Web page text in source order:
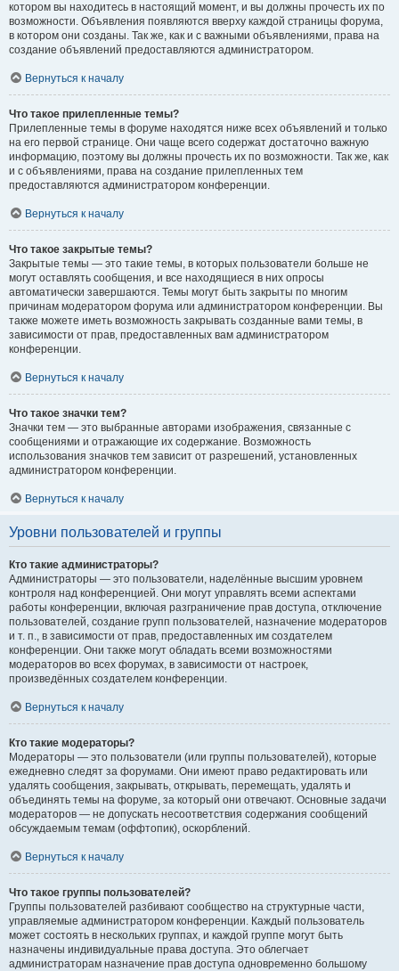
котором вы находитесь в настоящий момент, и вы должны прочесть их по
возможности. Объявления появляются вверху каждой страницы форума,
в котором они созданы. Так же, как и с важными объявлениями, права на
создание объявлений предоставляются администратором.
Вернуться к началу
Что такое прилепленные темы?
Прилепленные темы в форуме находятся ниже всех объявлений и только
на его первой странице. Они чаще всего содержат достаточно важную
информацию, поэтому вы должны прочесть их по возможности. Так же, как
и с объявлениями, права на создание прилепленных тем
предоставляются администратором конференции.
Вернуться к началу
Что такое закрытые темы?
Закрытые темы — это такие темы, в которых пользователи больше не
могут оставлять сообщения, и все находящиеся в них опросы
автоматически завершаются. Темы могут быть закрыты по многим
причинам модератором форума или администратором конференции. Вы
также можете иметь возможность закрывать созданные вами темы, в
зависимости от прав, предоставленных вам администратором
конференции.
Вернуться к началу
Что такое значки тем?
Значки тем — это выбранные авторами изображения, связанные с
сообщениями и отражающие их содержание. Возможность
использования значков тем зависит от разрешений, установленных
администратором конференции.
Вернуться к началу
Уровни пользователей и группы
Кто такие администраторы?
Администраторы — это пользователи, наделённые высшим уровнем
контроля над конференцией. Они могут управлять всеми аспектами
работы конференции, включая разграничение прав доступа, отключение
пользователей, создание групп пользователей, назначение модераторов
и т. п., в зависимости от прав, предоставленных им создателем
конференции. Они также могут обладать всеми возможностями
модераторов во всех форумах, в зависимости от настроек,
произведённых создателем конференции.
Вернуться к началу
Кто такие модераторы?
Модераторы — это пользователи (или группы пользователей), которые
ежедневно следят за форумами. Они имеют право редактировать или
удалять сообщения, закрывать, открывать, перемещать, удалять и
объединять темы на форуме, за который они отвечают. Основные задачи
модераторов — не допускать несоответствия содержания сообщений
обсуждаемым темам (оффтопик), оскорблений.
Вернуться к началу
Что такое группы пользователей?
Группы пользователей разбивают сообщество на структурные части,
управляемые администратором конференции. Каждый пользователь
может состоять в нескольких группах, и каждой группе могут быть
назначены индивидуальные права доступа. Это облегчает
администраторам назначение прав доступа одновременно большому